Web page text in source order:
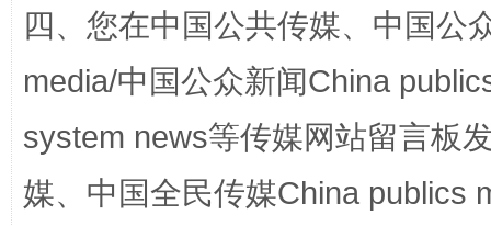
四、您在中国公共传媒、中国公
media/中国公众新闻China
system news等传媒网站留言板
媒、中国全民传媒China publics